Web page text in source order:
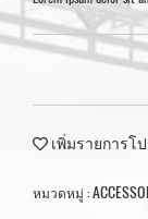
เพิ่มรายการโ
หมวดหมู่ :